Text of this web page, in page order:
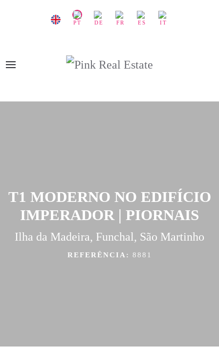
T1 MODERNO NO EDIFÍCIO
IMPERADOR | PIORNAIS
Ilha da Madeira, Funchal, São Martinho
REFERÊNCIA: 8881